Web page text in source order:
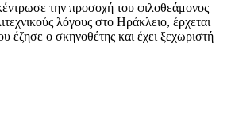
την προσοχή του φιλοθεάμονος
λόγους στο Ηράκλειο, έρχεται
έζησε ο σκηνοθέτης και έχει ξεχωριστή